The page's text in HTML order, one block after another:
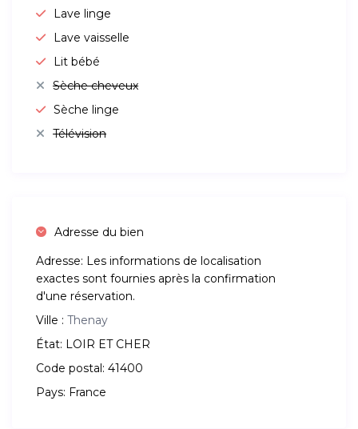
Lave linge
Lave vaisselle
Lit bébé
Sèche cheveux
Sèche linge
Télévision
Adresse du bien
Adresse: Les informations de localisation
exactes sont fournies après la confirmation
d'une réservation.
Ville : Thenay
État: LOIR ET CHER
Code postal: 41400
Pays: France